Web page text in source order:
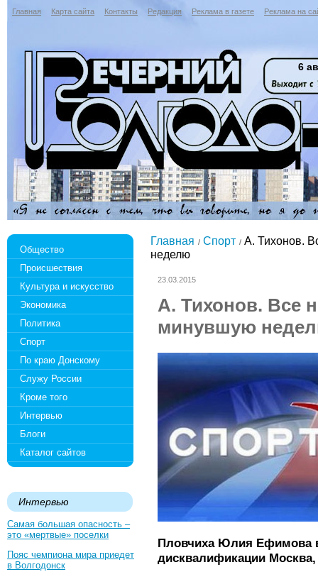
Главная Карта сайта Контакты Редакция Реклама в газете Реклама на
6
Общество
Происшествия
Культура и искусство
Экономика
Политика
Спорт
По краю Донскому
Служу России
Кроме того
Интервью
Блоги
Каталог сайтов
Интервью
Самая большая опасность –
это «мертвые» поселки
Пояс чемпиона мира приедет
в Волгодонск
Главная Спорт
А. Тихонов.
неделю
23.03.2015
А. Тихонов. Все
минувшую
Пловчиха Юлия Ефимова
дисквалификации Москва,